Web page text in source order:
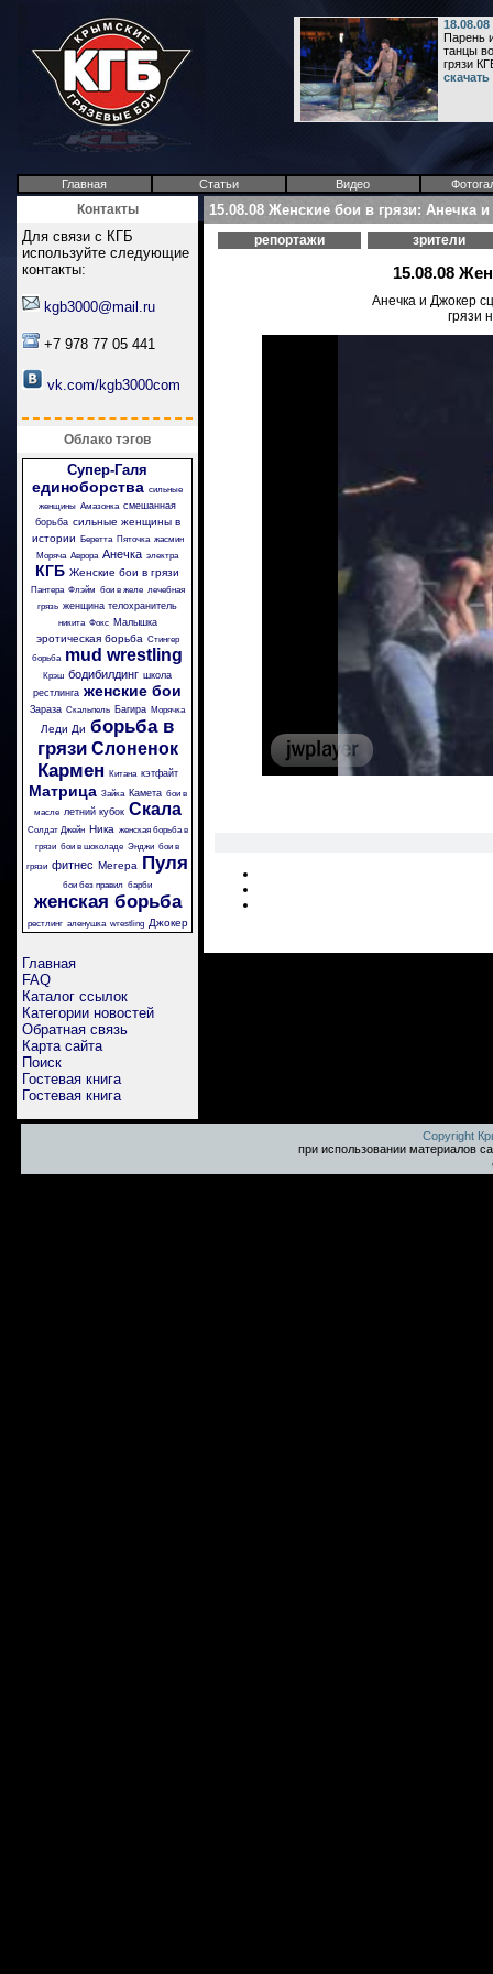
Парень
танцы
грязи
Главная Статьи Видео
Контакты
Для связи с КГБ
используйте следующие
контакты:
kgb3000@mail.ru
+7 978 77 05 441
vk.com/kgb3000com
Облако тэгов
Супер-Галя
единоборства сильные
женщины Амазонка смешанная
борьба сильные женщины в
истории
Беретта Пяточка жасмин
Моряча Аврора Анечка электра
КГБ Женские бои в грязи
Пантера Флэйм бои в желе лечебная
грязь женщина телохранитель
никита Фокс Малышка
эротическая борьба Стингер
борьба mud wrestling
Крэш бодибилдинг школа
рестлинга женские бои
Зараза Скальпель Багира Морячка
Леди Ди борьба в
грязи Слоненок
Кармен Китана кэтфайт
Матрица Зайка Камета бои в
масле летний кубок Скала
Солдат Джейн Ника женская борьба в
грязи бои в шоколаде Энджи бои в
грязи фитнес Мегера Пуля
бои без правил барби
женская борьба
рестлинг аленушка wrestling Джокер
Главная
FAQ
Каталог ссылок
Категории новостей
Обратная связь
Карта сайта
Поиск
Гостевая книга
Гостевая книга
15.08.08 Женские бои в грязи: Анечка
репортажи зрители
15.08.08
Анечка и Джокер
грязи
Copyright
при использовании материалов